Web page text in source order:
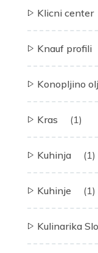
Klicni center
Knauf profili
Konopljino
Kras (1)
Kuhinja (1)
Kuhinje (1)
Kulinarika